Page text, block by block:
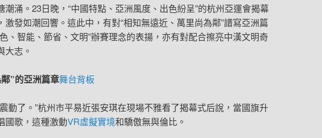
潮涌。23日晚，“中國特點、亞洲風度、出色紛呈”的杭州亞運會揭幕
激發如潮回響。這此中，有對“相知無遠近、萬里尚為鄰”譜寫亞洲篇
、智能、節省、文明”辦賽理念的表揚，亦有對配合擦亮中漢文明奇
大志。
”的亞洲篇章舞台背板
動了。”杭州市平易近張安琪在現場不雅看了揭幕式后說，當國旗升
國歌，這種激動VR虛擬實境和驕傲無與倫比。